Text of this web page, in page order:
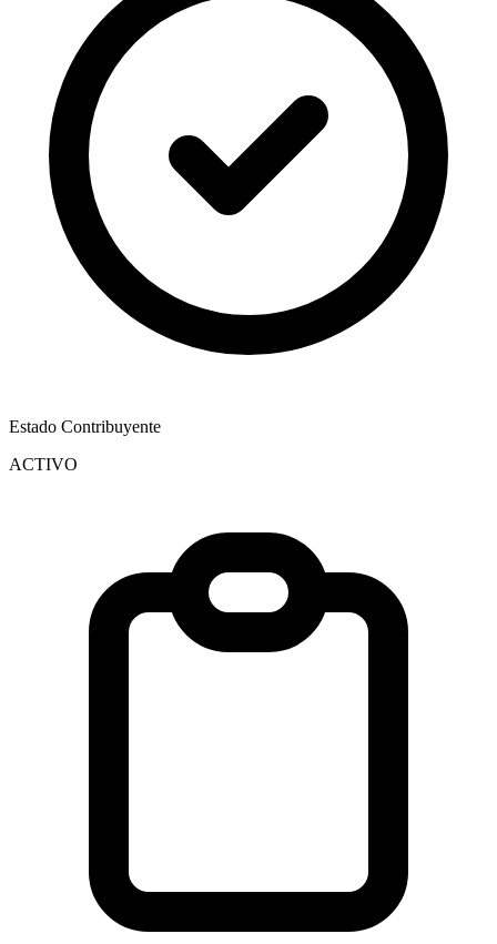
Estado Contribuyente
ACTIVO